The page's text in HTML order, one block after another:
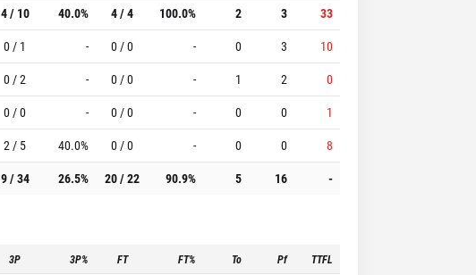
4 / 10 40.0% 4 / 4 100.0% 2 3
33
0 / 1 - 0 / 0 - 0 3
10
0 / 2 - 0 / 0 - 1 2
0
0 / 0 - 0 / 0 - 0 0
1
2 / 5 40.0% 0 / 0 - 0 0
8
9 / 34 26.5% 20 / 22 90.9% 5 16 -
3P 3P% FT FT% To Pf TTFL